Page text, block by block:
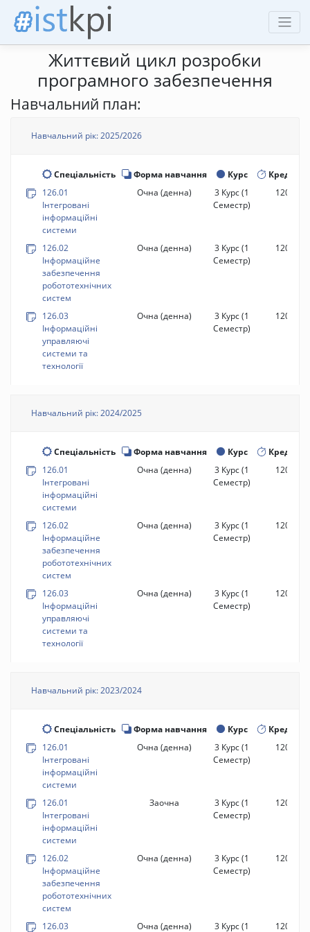
Життєвий цикл розробки
програмного забезпечення
Навчальний план:
Навчальний рік: 2025/2026
Спеціальність Форма навчання Курс
Кредити
126.01
Інтегровані
інформаційні
системи
Очна (денна) 3 Курс(1
Семестр)
120 год.
126.02
Інформаційне
забезпечення
робототехнічних
систем
Очна (денна) 3 Курс(1
Семестр)
120 год.
126.03
Інформаційні
управляючі
системи та
технології
Очна (денна) 3 Курс(1
Семестр)
120 год.
Навчальний рік: 2024/2025
Спеціальність Форма навчання Курс
Кредити
126.01
Інтегровані
інформаційні
системи
Очна (денна) 3 Курс(1
Семестр)
120 год.
126.02
Інформаційне
забезпечення
робототехнічних
систем
Очна (денна) 3 Курс(1
Семестр)
120 год.
126.03
Інформаційні
управляючі
системи та
технології
Очна (денна) 3 Курс(1
Семестр)
120 год.
Навчальний рік: 2023/2024
Спеціальність Форма навчання Курс
Кредити
126.01
Інтегровані
інформаційні
системи
Очна (денна) 3 Курс(1
Семестр)
120 год.
126.01
Інтегровані
інформаційні
системи
Заочна 3 Курс(1
Семестр)
120 год.
126.02
Інформаційне
забезпечення
робототехнічних
систем
Очна (денна) 3 Курс(1
Семестр)
120 год.
126.03 Очна (денна) 3 Курс(1 120 год.